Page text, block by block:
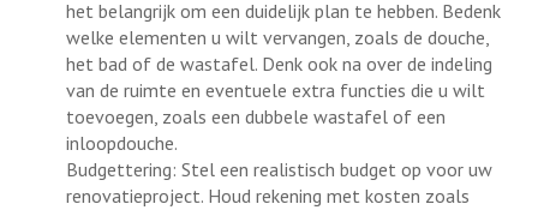
het belangrijk om een duidelijk plan te hebben. Bedenk
welke elementen u wilt vervangen, zoals de douche,
het bad of de wastafel. Denk ook na over de indeling
van de ruimte en eventuele extra functies die u wilt
toevoegen, zoals een dubbele wastafel of een
inloopdouche.
Budgettering: Stel een realistisch budget op voor uw
renovatieproject. Houd rekening met kosten zoals